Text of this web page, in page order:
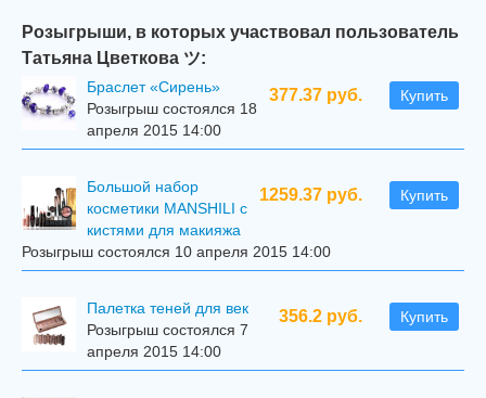
Розыгрыши, в которых участвовал пользователь
Татьяна Цветкова ツ:
377.37 руб. Купить
Браслет «Сирень»
Розыгрыш состоялся 18
апреля 2015 14:00
1259.37 руб. Купить
Большой набор
косметики MANSHILI с
кистями для макияжа
Розыгрыш состоялся 10 апреля 2015 14:00
356.2 руб. Купить
Палетка теней для век
Розыгрыш состоялся 7
апреля 2015 14:00